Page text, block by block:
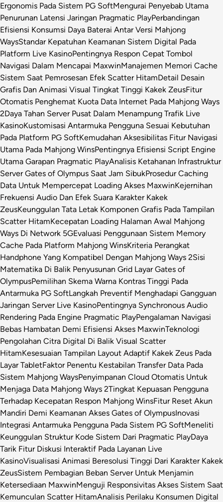
Ergonomis Pada Sistem PG SoftMengurai Penyebab Utama
Penurunan Latensi Jaringan Pragmatic PlayPerbandingan
Efisiensi Konsumsi Daya Baterai Antar Versi Mahjong
WaysStandar Kepatuhan Keamanan Sistem Digital Pada
Platform Live KasinoPentingnya Respon Cepat Tombol
Navigasi Dalam Mencapai MaxwinManajemen Memori Cache
Sistem Saat Pemrosesan Efek Scatter HitamDetail Desain
Grafis Dan Animasi Visual Tingkat Tinggi Kakek ZeusFitur
Otomatis Penghemat Kuota Data Internet Pada Mahjong Ways
2Daya Tahan Server Pusat Dalam Menampung Trafik Live
KasinoKustomisasi Antarmuka Pengguna Sesuai Kebutuhan
Pada Platform PG SoftKemudahan Aksesibilitas Fitur Navigasi
Utama Pada Mahjong WinsPentingnya Efisiensi Script Engine
Utama Garapan Pragmatic PlayAnalisis Ketahanan Infrastruktur
Server Gates of Olympus Saat Jam SibukProsedur Caching
Data Untuk Mempercepat Loading Akses MaxwinKejernihan
Frekuensi Audio Dan Efek Suara Karakter Kakek
ZeusKeunggulan Tata Letak Komponen Grafis Pada Tampilan
Scatter HitamKecepatan Loading Halaman Awal Mahjong
Ways Di Network 5GEvaluasi Penggunaan Sistem Memory
Cache Pada Platform Mahjong WinsKriteria Perangkat
Handphone Yang Kompatibel Dengan Mahjong Ways 2Sisi
Matematika Di Balik Penyusunan Grid Layar Gates of
OlympusPemilihan Skema Warna Kontras Tinggi Pada
Antarmuka PG SoftLangkah Preventif Menghadapi Gangguan
Jaringan Server Live KasinoPentingnya Synchronous Audio
Rendering Pada Engine Pragmatic PlayPengalaman Navigasi
Bebas Hambatan Demi Efisiensi Akses MaxwinTeknologi
Pengolahan Citra Digital Di Balik Visual Scatter
HitamKesesuaian Tampilan Layout Adaptif Kakek Zeus Pada
Layar TabletFaktor Penentu Kestabilan Transfer Data Pada
Sistem Mahjong WaysPenyimpanan Cloud Otomatis Untuk
Menjaga Data Mahjong Ways 2Tingkat Kepuasan Pengguna
Terhadap Kecepatan Respon Mahjong WinsFitur Reset Akun
Mandiri Demi Keamanan Akses Gates of OlympusInovasi
Integrasi Antarmuka Pengguna Pada Sistem PG SoftMeneliti
Keunggulan Struktur Kode Sistem Dari Pragmatic PlayDaya
Tarik Fitur Diskusi Interaktif Pada Layanan Live
KasinoVisualisasi Animasi Beresolusi Tinggi Dari Karakter Kakek
ZeusSistem Pembagian Beban Server Untuk Menjamin
Ketersediaan MaxwinMenguji Responsivitas Akses Sistem Saat
Kemunculan Scatter HitamAnalisis Perilaku Konsumen Digital